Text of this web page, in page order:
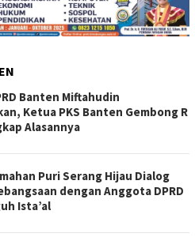
Banten Miftahudin
Ketua PKS Banten Gembong R
Alasannya
Puri Serang Hijau Dialog
dengan Anggota DPRD
Ista’al